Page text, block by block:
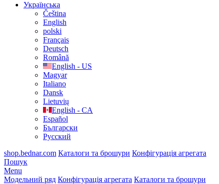
Українська
Čeština
English
polski
Français
Deutsch
Română
English - US
Magyar
Italiano
Dansk
Lietuvių
English - CA
Español
Български
Русский
shop.bednar.com Каталоги та брошури Конфігурація агрегата
Пошук
Menu
Модельний ряд Конфігурація агрегата Каталоги та брошури